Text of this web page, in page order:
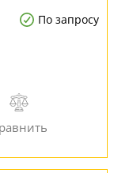
По запросу